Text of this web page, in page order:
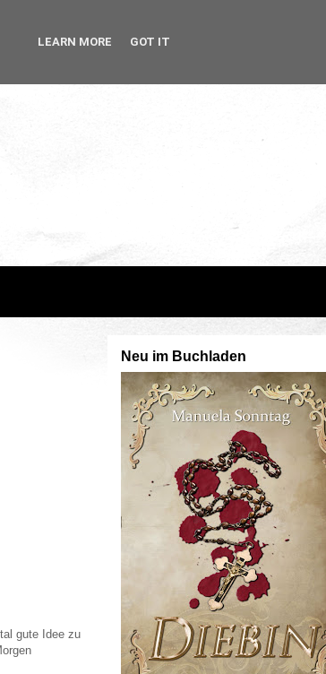
gute Idee zu
Neu im Buchladen
LEARN MORE GOT IT